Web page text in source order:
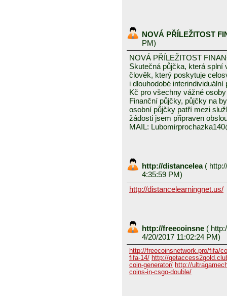
NOVÁ PŘÍLEŽITOST
PM)
NOVÁ PŘÍLEŽITOST
Skutečná půjčka, která
člověk, který poskytuje
i dlouhodobé
Kč pro všechny vážné
Finanční půjčky, půjčky na
osobní půjčky patří mezi
žádosti jsem připraven
MAIL:
http://distancelea (
4:35:59 PM)
http://distancelearningnet.us/
http://freecoinsne (
4/20/2017 11:02:24 PM)
http://freecoinsnetwork.pro/fifa/
fifa-14/ http://
coin-generator/ http://
coins-in-csgo-double/